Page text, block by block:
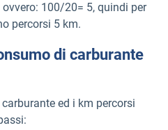
100/20= 5, quindi per
percorsi 5 km.
di carburante
ed i km percorsi